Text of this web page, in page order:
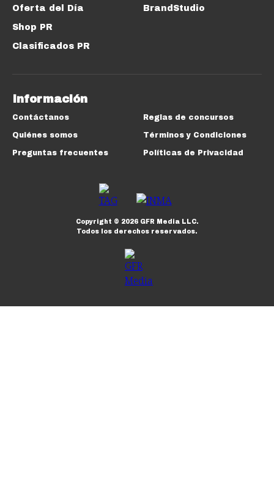
Oferta del Día
Shop PR
Clasificados PR
BrandStudio
Información
Contáctanos
Quiénes somos
Preguntas frecuentes
Reglas de concursos
Términos y Condiciones
Políticas de Privacidad
Copyright © 2026GFR Media LLC.
Todos los derechos reservados.